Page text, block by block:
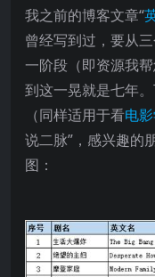
我之前的博客文章“
曾经写到过，要从
一阶段（即资源我
到这一晃就是七年
（同样适用于看电
说二脉”，感兴趣的
图：